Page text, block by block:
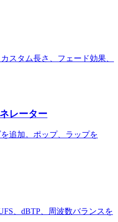
スタム長さ、フェード効果、
レーター
追加。ポップ、ラップを
、dBTP、周波数バランスを